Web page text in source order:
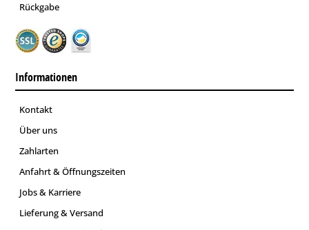
Rückgabe
Informationen
Kontakt
Über uns
Zahlarten
Anfahrt & Öffnungszeiten
Jobs & Karriere
Lieferung & Versand